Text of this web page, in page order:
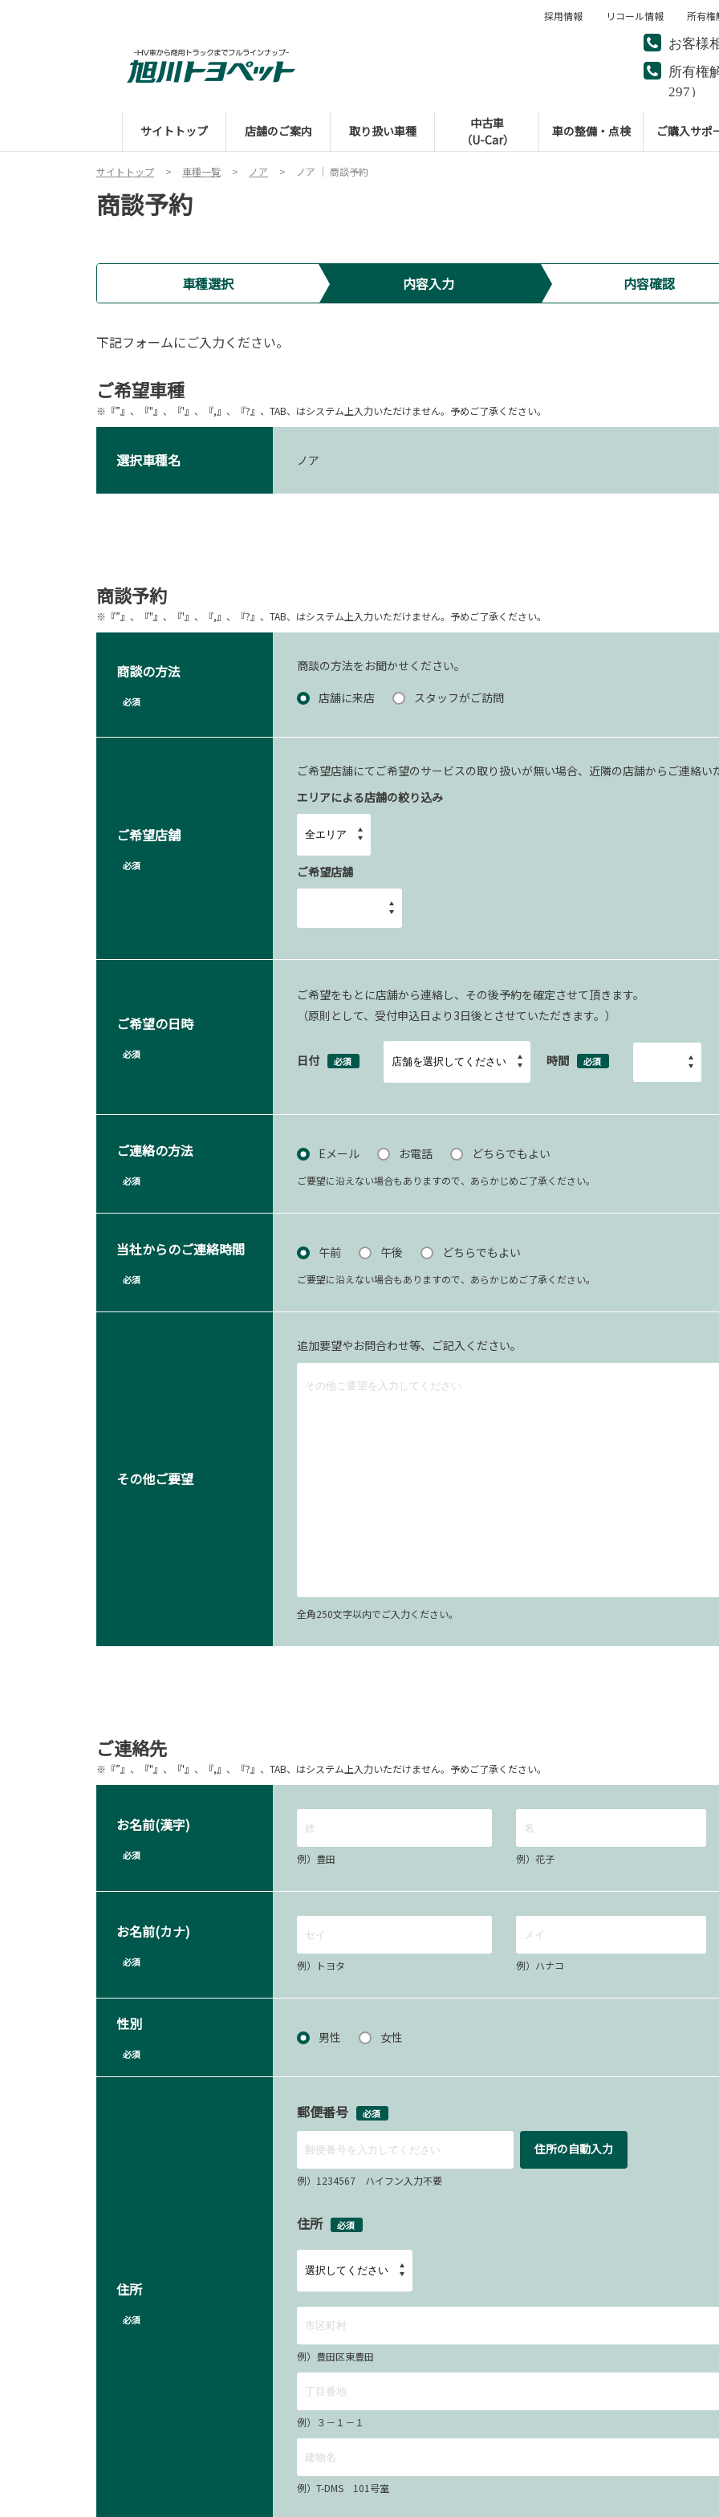
お客様
所有権
297）
サイトトップ 店舗のご案内 取り扱い車種
中古車
（U-Car）
車の整備・点検 ご購入サポ
採用情報 リコール情報 所有権
サイトトップ 車種一覧 ノア ノア ｜ 商談予約
商談予約
車種選択 内容入力 内容確認
下記フォームにご入力ください。
ご希望車種
※『”』、『"』、『'』、『,』、『?』、TAB、はシステム上入力いただけません。予めご了承ください。
選択車種名 ノア
商談予約
※『”』、『"』、『'』、『,』、『?』、TAB、はシステム上入力いただけません。予めご了承ください。
商談の方法
必須
商談の方法をお聞かせください。
店舗に来店
スタッフがご訪問
ご希望店舗
必須
ご希望店舗にてご希望のサービスの取り扱いが無い場合、近隣の店舗からご連絡い
エリアによる店舗の絞り込み
ご希望店舗
ご希望の日時
必須
ご希望をもとに店舗から連絡し、その後予約を確定させて頂きます。
（原則として、受付申込日より3日後とさせていただきます。）
日付 必須 時間 必須
ご連絡の方法
必須
Eメール お電話 どちらでもよい
ご要望に沿えない場合もありますので、あらかじめご了承ください。
当社からのご連絡時間
必須
午前 午後 どちらでもよい
ご要望に沿えない場合もありますので、あらかじめご了承ください。
その他ご要望
追加要望やお問合わせ等、ご記入ください。
全角250文字以内でご入力ください。
ご連絡先
※『”』、『"』、『'』、『,』、『?』、TAB、はシステム上入力いただけません。予めご了承ください。
お名前(漢字)
必須 例）豊田 例）花子
お名前(カナ)
必須 例）トヨタ 例）ハナコ
性別
必須
男性 女性
住所
必須
郵便番号 必須
住所の自動入力
例）1234567 ハイフン入力不要
住所 必須
例）豊田区東豊田
例）３－１－１
例）T-DMS 101号室